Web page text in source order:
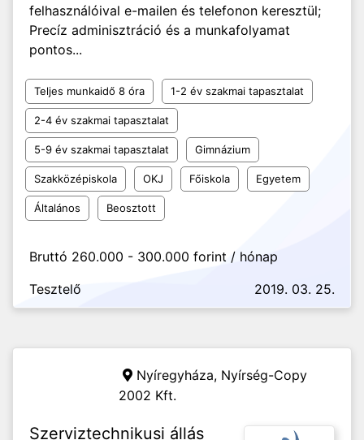
felhasználóival e-mailen és telefonon keresztül;
Precíz adminisztráció és a munkafolyamat
pontos...
Teljes munkaidő 8 óra 1-2 év szakmai tapasztalat
2-4 év szakmai tapasztalat
5-9 év szakmai tapasztalat Gimnázium
Szakközépiskola OKJ Főiskola Egyetem
Általános Beosztott
Bruttó 260.000 - 300.000 forint / hónap
Tesztelő
2019. 03. 25.
Nyíregyháza, Nyírség-Copy
2002 Kft.
Szerviztechnikusi állás